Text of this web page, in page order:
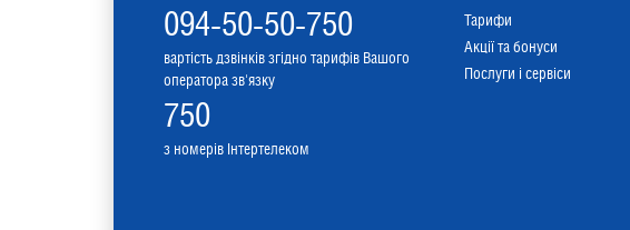
094-50-50-750
вартість дзвінків згідно тарифів Вашого
оператора зв'язку
750
з номерів Інтертелеком
Тарифи
Акції та бонуси
Послуги і сервіси